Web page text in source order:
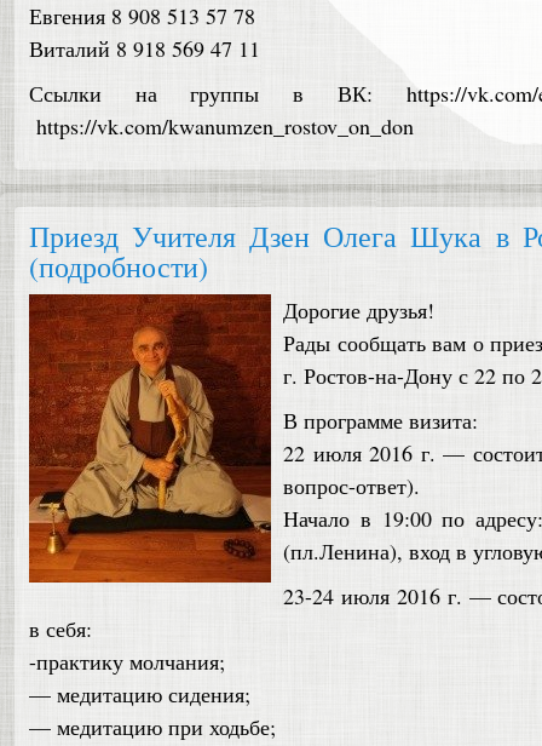
Евгения 8 908 513 57 78
Виталий 8 918 569 47 11
Ссылки на группы в ВК:
https://vk.com/kwanumzen_rostov_on_don
Приезд Учителя Дзен Олега Шука в
(подробности)
Дорогие друзья!
Рады сообщать вам о
г. Ростов-на-Дону с 22 по
В программе визита:
22 июля 2016 г. —
вопрос-ответ).
Начало в 19:00 по
(пл.Ленина), вход в
23-24 июля 2016 г. —
в себя:
-практику молчания;
— медитацию сидения;
— медитацию при ходьбе;